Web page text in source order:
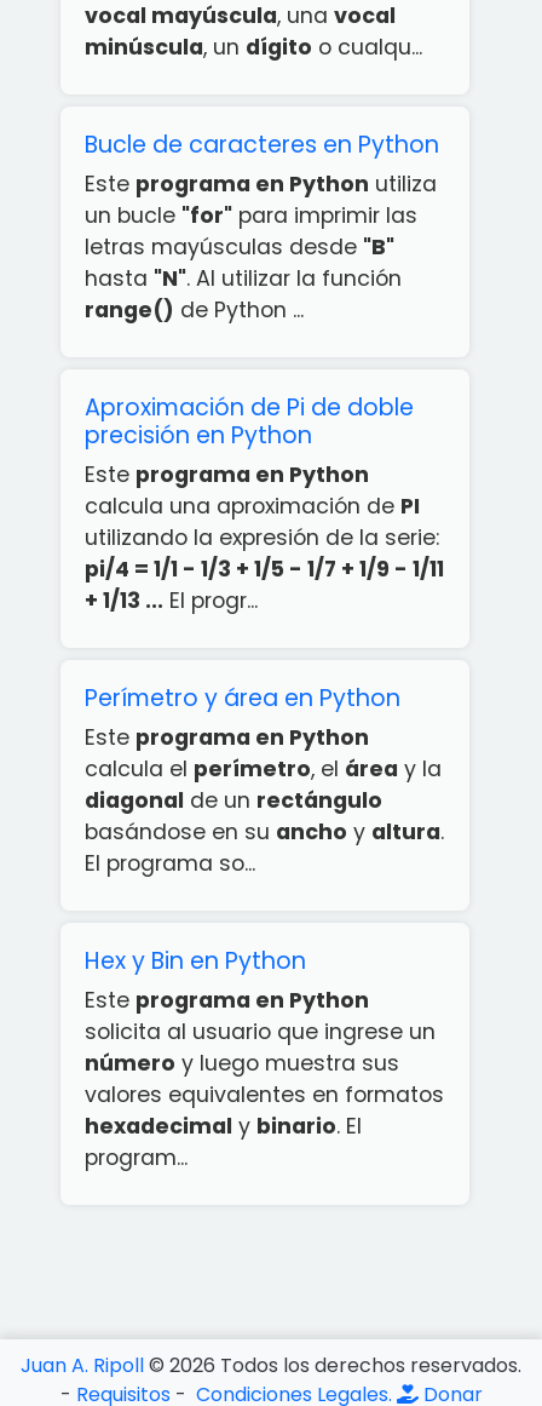
vocal mayúscula, una vocal
minúscula, un dígito o cualqu...
Bucle de caracteres en Python
Este programa en Python utiliza
un bucle "for" para imprimir las
letras mayúsculas desde "B"
hasta "N". Al utilizar la función
range() de Python ...
Aproximación de Pi de doble
precisión en Python
Este programa en Python
calcula una aproximación de PI
utilizando la expresión de la serie:
pi/4 = 1/1 - 1/3 + 1/5 - 1/7 + 1/9 - 1/11
+ 1/13 ... El progr...
Perímetro y área en Python
Este programa en Python
calcula el perímetro, el área y la
diagonal de un rectángulo
basándose en su ancho y altura.
El programa so...
Hex y Bin en Python
Este programa en Python
solicita al usuario que ingrese un
número y luego muestra sus
valores equivalentes en formatos
hexadecimal y binario. El
program...
Juan A. Ripoll© 2026 Todos los derechos reservados.
- Requisitos- Condiciones Legales. Donar